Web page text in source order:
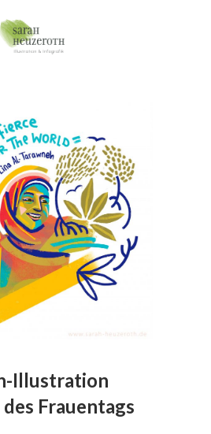
Illustration
Frauentags